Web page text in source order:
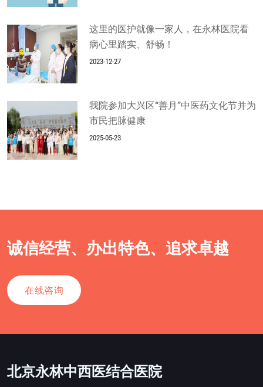
这里的医护就像一家人，在永林医院看
病心里踏实、舒畅！
2023-12-27
我院参加大兴区“善月”中医药文化节并为
市民把脉健康
2025-05-23
诚信经营、办出特色、追求卓越
在线咨询
北京永林中西医结合医院